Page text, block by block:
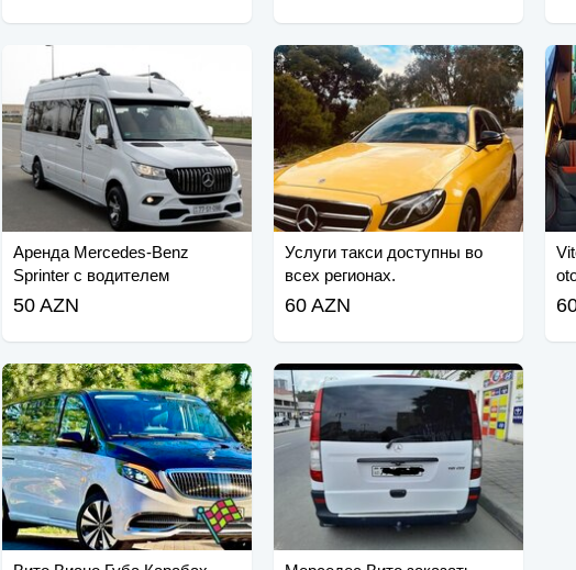
Аренда Mercedes-Benz
Sprinter с водителем
(Mercedes-Benz Sprinter).
50 AZN
Услуги такси доступны во
всех регионах.
60 AZN